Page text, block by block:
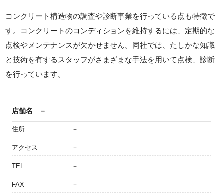
コンクリート構造物の調査や診断事業を行っている点も特徴で
す。コンクリートのコンディションを維持するには、定期的な
点検やメンテナンスが欠かせません。同社では、たしかな知識
と技術を有するスタッフがさまざまな手法を用いて点検、診断
を行っています。
店舗名 －
住所 －
アクセス －
TEL －
FAX －